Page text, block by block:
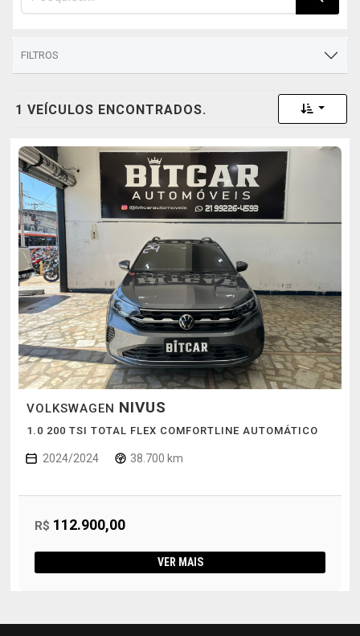
FILTROS
1 VEÍCULOS ENCONTRADOS. Toggle
VOLKSWAGEN NIVUS
1.0 200 TSI TOTAL FLEX COMFORTLINE AUTOMÁTICO
2024/2024 38.700 km
R$ 112.900,00
VER MAIS